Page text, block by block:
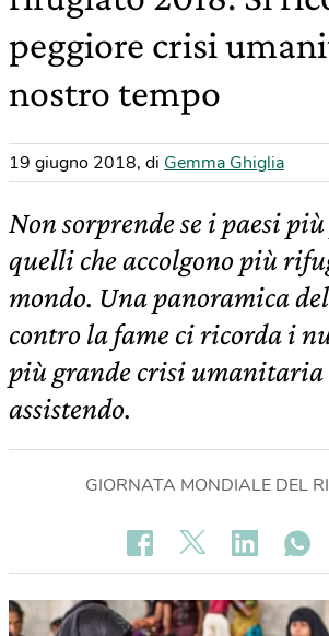
peggiore crisi
nostro tempo
19 giugno 2018, di Gemma Ghiglia
Non sorprende se i paesi
quelli che accolgono più
mondo. Una panoramica
contro la fame ci ricorda i
più grande crisi umanitaria
assistendo.
GIORNATA MONDIALE DEL